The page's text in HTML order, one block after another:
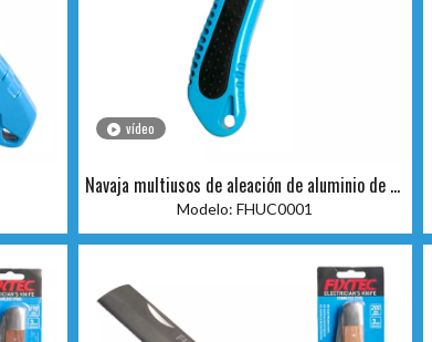
vídeo
Navaja multiusos de aleación de aluminio de 18
mm con empuñadura de TPR
Modelo: FHUC0001